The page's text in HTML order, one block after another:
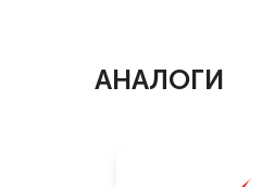
АНАЛОГИ